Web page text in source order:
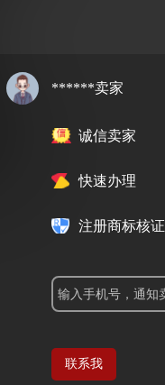
******卖家
诚信卖家
快速办理
注册商标核证